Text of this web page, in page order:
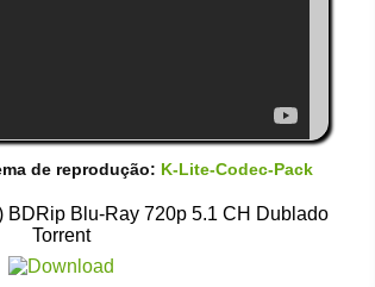
de reprodução: K-Lite-Codec-Pack
BDRip Blu-Ray 720p 5.1 CH Dublado
Torrent